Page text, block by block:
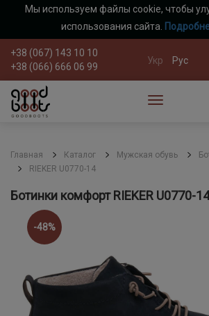
Мы используем файлы cookie, чтобы
использования сайта.
+38 (067) 143 10 10
+38 (066) 666 06 99
Укр Рус
Главная Каталог Мужская обувь
RIEKER U0770-14
Ботинки комфорт RIEKER U0770-14
-48%